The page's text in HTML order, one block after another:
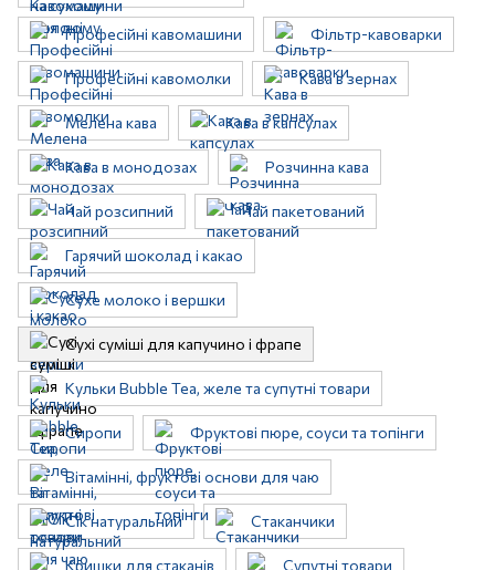
Професійні кавомашини Фільтр-кавоварки
Професійні кавомолки Кава в зернах
Мелена кава Кава в капсулах
Кава в монодозах Розчинна кава
Чай розсипний Чай пакетований
Гарячий шоколад і какао
Сухе молоко і вершки
Сухі суміші для капучино і фрапе
Кульки Bubble Tea, желе та супутні товари
Сиропи Фруктові пюре, соуси та топінги
Вітамінні, фруктові основи для чаю
Сік натуральний Стаканчики
Кришки для стаканів Супутні товари